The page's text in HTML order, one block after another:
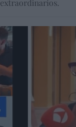
extraordinarios.